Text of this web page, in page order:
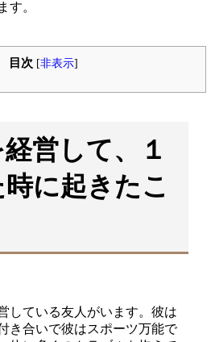
す。
目次 [非表示]
営して、１
に起きたこ
している友人がいます。彼は
き合いで彼はスポーツ万能で